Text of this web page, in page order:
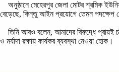
অনুষ্ঠানে মেহেরপুর জেলা মোটর শ্রমিক
বেড়েছে, কিন্তু আইন প্রয়োগে তেমন পদক্ষেপ
তিনি আরও বলেন, আমাদের বিরুদ্ধে প্রায়ই
ও মর্যাদা রক্ষায় কার্যকর ব্যবস্থা নেওয়া হোক।